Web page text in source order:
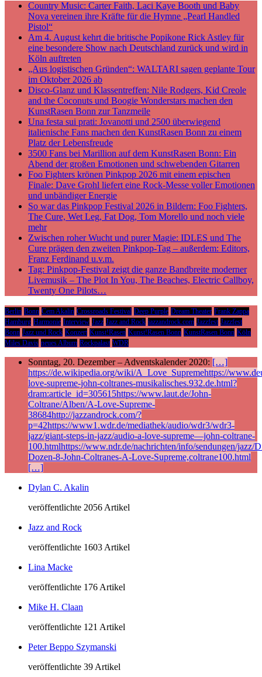
Country Music: Carter Faith, Laci Kaye Booth und Baby
Nova vereinen ihre Kräfte für die Hymne „Pearl Handled
Pistol“
Am 4. August kehrt die britische Popikone Rick Astley für
eine besondere Show nach Deutschland zurück und wird in
Köln auftreten
„Aus logistischen Gründen“: WALTARI sagen geplante Tour
im Oktober 2026 ab
Disco-Glanz und Klassentreffen: Nile Rodgers, Kid Creole
and the Coconuts und Boogie Wonderstars machen den
KunstRasen Bonn zur Tanzmeile
Una festa sui prati: Jovanotti und 2500 überwiegend
italienische Fans machen den KunstRasen Bonn zu einem
Platz der Lebensfreude
3500 Fans bei Marillion auf dem KunstRasen Bonn: Ein
Abend der großen Emotionen und schwebenden Gitarren
Foo Fighters krönen Pinkpop 2026 mit einem epischen
Finale: Dave Grohl liefert eine Rock-Messe voller Emotionen
und unbändiger Energie
So war das Pinkpop Festival 2026 in Bildern: Foo Fighters,
The Cure, Wet Leg, Fat Dog, Tom Morello und noch viele
mehr
Zwischen roher Wucht und purer Magie: IDLES und The
Cure prägen den zweiten Pinkpop-Tag – außerdem: Editors,
Franz Ferdinand u.v.m.
Tag: Pinkpop-Festival zeigt die ganze Bandbreite moderner
Livemusik – The Plot In You, The Beaches, Electric Callboy,
Twenty One Pilots…
Berlin Bonn Cem Akalin Crossroads Festival Deep Purple Dream Theater Frank Zappa
Hamburg Harmonie Interview Jazz Jazz and Rock jazzandrock.com Jazzfest Jazzfest
Bonn Jazz und Rock Konzert Kunst!Rasen Kunst!Rasen Bonn KunstRasen Bonn Köln
Miles Davis neues Album Rockpalast WDR
Sonntag, 20. Dezember – Adventskalender 2020: […]
https://de.wikipedia.org/wiki/A_Love_Supremehttps://
love-supreme-john-coltranes-musikalisches.932.de.html?
dram:article_id=305615https://www.laut.de/John-
Coltrane/Alben/A-Love-Supreme-
38684http://jazzandrock.com/?
p=42https://www1.wdr.de/mediathek/audio/wdr3/wdr3-
jazz/giant-steps-in-jazz/audio-a-love-supreme—john-coltrane-
100.htmlhttps://www.ndr.de/nachrichten/info/sendungen/jazz/
Dozen-8-John-Coltranes-A-Love-Supreme,coltrane100.html
[…]
Dylan C. Akalin
veröffentlichte 2056 Artikel
Jazz and Rock
veröffentlichte 1603 Artikel
Lina Macke
veröffentlichte 176 Artikel
Mike H. Claan
veröffentlichte 121 Artikel
Peter Beppo Szymanski
veröffentlichte 39 Artikel